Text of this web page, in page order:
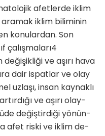
afetlerde iklim
aramak iklim biliminin
konular­dan. Son
çalışmaları4
ve aşırı hava
dair ispatlar ve olay
uzlaşı, insan kaynaklı
ve aşırı olay­
değiştirdiği yönün­
afet riski ve iklim de­